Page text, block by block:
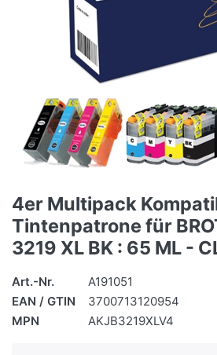
4er Multipack
Tintenpatrone für
3219 XL BK : 65 ML -
Art.-Nr.
A191051
EAN / GTIN
3700713120954
MPN
AKJB3219XLV4